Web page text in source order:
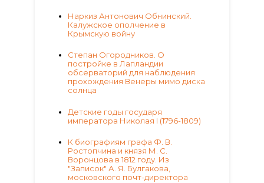
Наркиз Антонович Обнинский.
Калужское ополчение в
Крымскую войну
Степан Огородников. О
постройке в Лапландии
обсерваторий для наблюдения
прохождения Венеры мимо диска
солнца
Детские годы государя
императора Николая I (1796-1809)
К биографиям графа Ф. В.
Ростопчина и князя М. С.
Воронцова в 1812 году. Из
"Записок" А. Я. Булгакова,
московского почт-директора